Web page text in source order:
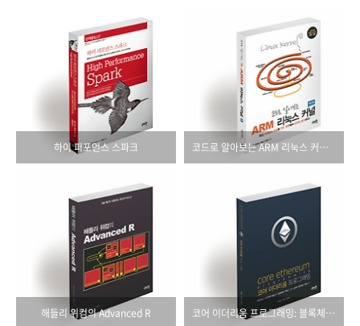
하이 퍼포먼스 스파크 코드로 알아보는 ARM 리눅스 커널(제2판)
해들리 위컴의 Advanced R 코어 이더리움 프로그래밍: 블록체인, 이더리움 핵심에서 암호화폐 구축을 위한 스마트 컨트랙트 개발까지